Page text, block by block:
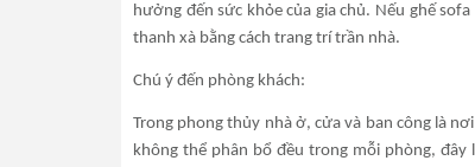
hưởng đến sức khỏe của gia chủ. Nếu ghế
thanh xà bằng cách trang trí trần nhà.
Chú ý đến phòng khách:
Trong phong thủy nhà ở, cửa và ban công là
không thể phân bổ đều trong mỗi phòng,